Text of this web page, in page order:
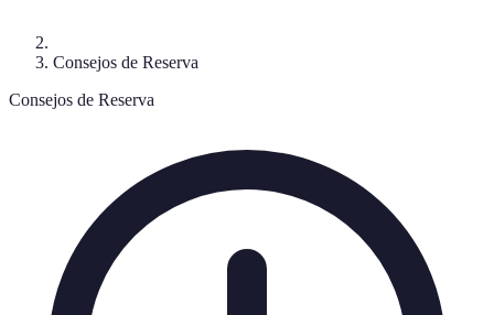
Consejos de Reserva
Consejos de Reserva